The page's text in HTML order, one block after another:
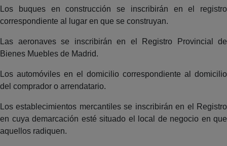
Los buques en construcción se inscribirán en el registro
correspondiente al lugar en que se construyan.
Las aeronaves se inscribirán en el Registro Provincial de
Bienes Muebles de Madrid.
Los automóviles en el domicilio correspondiente al domicilio
del comprador o arrendatario.
Los establecimientos mercantiles se inscribirán en el Registro
en cuya demarcación esté situado el local de negocio en que
aquellos radiquen.